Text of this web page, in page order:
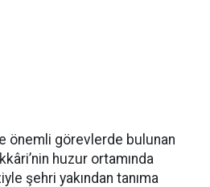
önemli görevlerde bulunan
huzur ortamında
şehri yakından tanıma